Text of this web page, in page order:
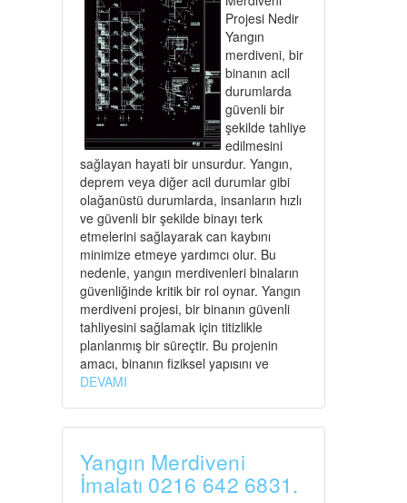
Projesi Nedir
Yangın
merdiveni, bir
binanın acil
durumlarda
güvenli bir
şekilde tahliye
edilmesini
sağlayan hayati bir unsurdur. Yangın,
deprem veya diğer acil durumlar gibi
olağanüstü durumlarda, insanların hızlı
ve güvenli bir şekilde binayı terk
etmelerini sağlayarak can kaybını
minimize etmeye yardımcı olur. Bu
nedenle, yangın merdivenleri binaların
güvenliğinde kritik bir rol oynar. Yangın
merdiveni projesi, bir binanın güvenli
tahliyesini sağlamak için titizlikle
planlanmış bir süreçtir. Bu projenin
amacı, binanın fiziksel yapısını ve
DEVAMI
Yangın Merdiveni
İmalatı 0216 642 6831.